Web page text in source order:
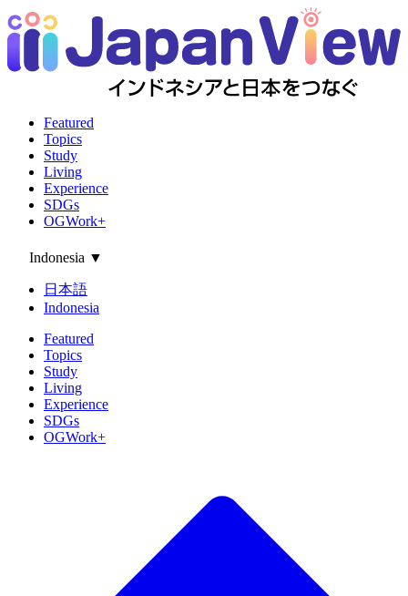
Featured
Topics
Study
Living
Experience
SDGs
OGWork+
Indonesia ▼
日本語
Indonesia
Featured
Topics
Study
Living
Experience
SDGs
OGWork+